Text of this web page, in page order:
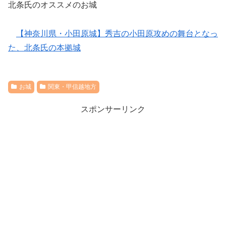
北条氏のオススメのお城
【神奈川県・小田原城】秀吉の小田原攻めの舞台となっ
た、北条氏の本拠城
お城 関東・甲信越地方
スポンサーリンク